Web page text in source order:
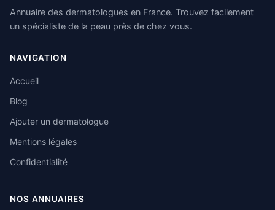
Annuaire des dermatologues en France. Trouvez facilement
un spécialiste de la peau près de chez vous.
NAVIGATION
Accueil
Blog
Ajouter un dermatologue
Mentions légales
Confidentialité
NOS ANNUAIRES